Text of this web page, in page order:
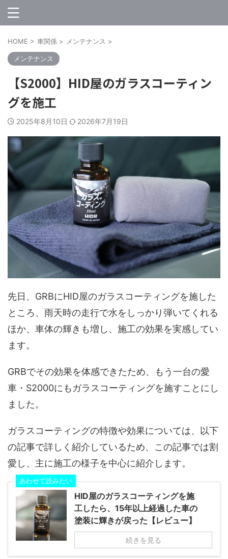
HOME > 車関係 > メンテナンス >
メンテナンス
【S2000】HID屋のガラスコーティン
グを施工
2025年8月10日 2026年7月19日
先日、GRBにHID屋のガラスコーティングを施した
ところ、雨天時の走行で水をしっかり弾いてくれる
ほか、車体の輝きも増し、施工の効果を実感してい
ます。
GRBでその効果を体感できたため、もう一台の愛
車・S2000にもガラスコーティングを施すことにし
ました。
ガラスコーティングの特徴や効果については、以下
の記事で詳しく紹介しているため、この記事では割
愛し、主に施工の様子を中心に紹介します。
あわせて読みたい
HID屋のガラスコーティングを施
工したら、15年以上経過した車の
塗装に輝きが戻った【レビュー】
続きを見る